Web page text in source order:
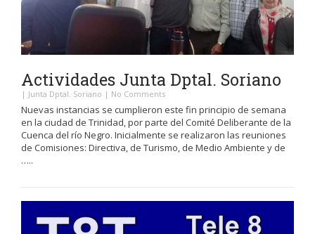
Actividades Junta Dptal. Soriano
| Junta Dptal. Soriano | No Comments
Nuevas instancias se cumplieron este fin principio de semana
en la ciudad de Trinidad, por parte del Comité Deliberante de la
Cuenca del río Negro. Inicialmente se realizaron las reuniones
de Comisiones: Directiva, de Turismo, de Medio Ambiente y de
…..